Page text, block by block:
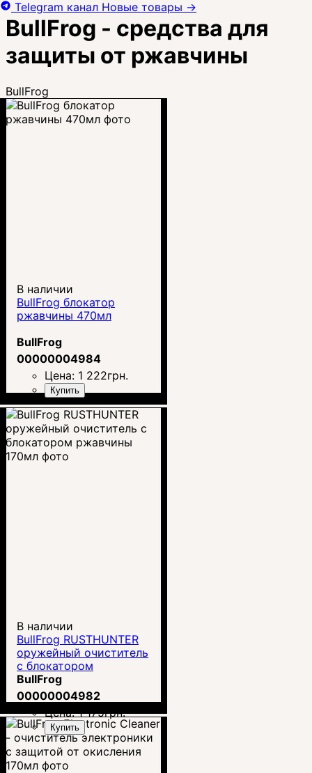
BullFrog - средства для
защиты от ржавчины
BullFrog
В наличии
BullFrog блокатор
ржавчины 470мл
BullFrog
00000004984
Цена: 1 222грн.
Купить
В наличии
BullFrog RUSTHUNTER
оружейный очиститель
с блокатором
ржавчины 170мл
BullFrog
00000004982
Цена:1 175грн.
Купить
Telegram канал Новые товары →